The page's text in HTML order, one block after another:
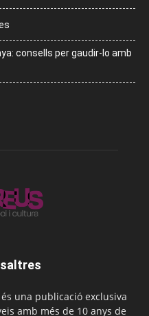
consells per gaudir-lo amb
una publicació exclusiva
amb més de 10 anys de